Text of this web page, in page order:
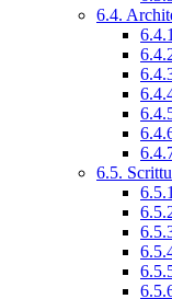
6.4.
6.5.